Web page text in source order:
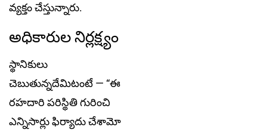
వ్యక్తం చేస్తున్నారు.
అధికారుల నిర్లక్ష్యం
స్థానికులు
చెబుతున్నదేమిటంటే — “ఈ
రహదారి పరిస్థితి గురించి
ఎన్నిసార్లు ఫిర్యాదు చేశామో